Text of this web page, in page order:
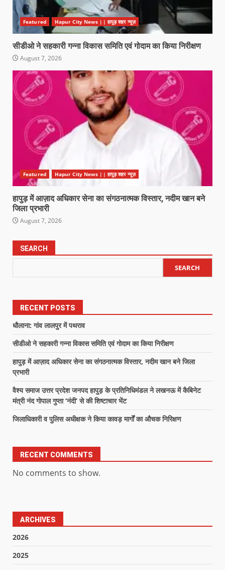
Featured Hapur City News || हापुड़ शहर न्यूज़
सीडीओ ने सहकारी गन्ना विकास समिति एवं गोदाम का किया निरीक्षण
August 7, 2026
Featured Hapur City News || हापुड़ शहर न्यूज़
हापुड़ में आज़ाद अधिकार सेना का संगठनात्मक विस्तार, नदीम खान बने
जिला प्रभारी
August 7, 2026
SEARCH
SEARCH
RECENT POSTS
धौलाना: गांव लालपुर में पथराव
सीडीओ ने सहकारी गन्ना विकास समिति एवं गोदाम का किया निरीक्षण
हापुड़ में आज़ाद अधिकार सेना का संगठनात्मक विस्तार, नदीम खान बने जिला
प्रभारी
वैश्य समाज उत्तर प्रदेश जनपद हापुड़ के प्रतिनिधिमंडल ने लखनऊ में कैबिनेट
मंत्री नंद गोपाल गुप्ता ‘नंदी’ से की शिष्टाचार भेंट
जिलाधिकारी व पुलिस अधीक्षक ने किया कावड़ मार्गों का औचक निरिक्षण
RECENT COMMENTS
No comments to show.
ARCHIVES
2026
2025